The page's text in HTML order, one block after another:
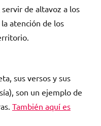
de altavoz a los
atención de los
sus versos y sus
son un ejemplo de
También aquí es